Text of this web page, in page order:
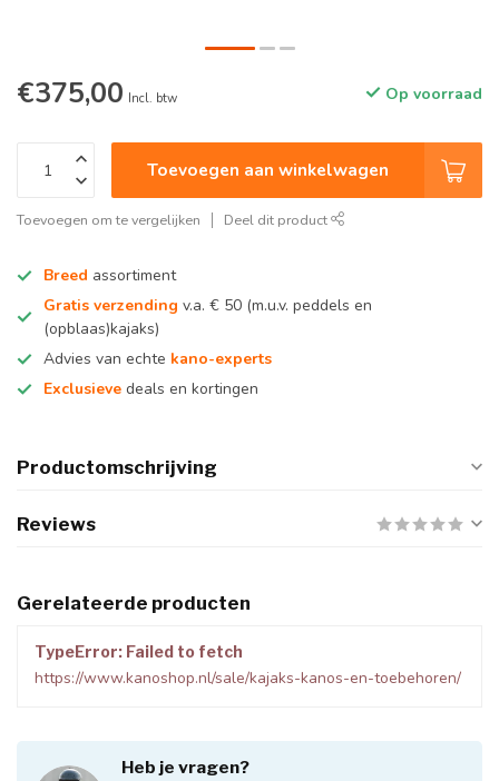
€375,00 Incl. btw Op voorraad
Toevoegen aan winkelwagen
Toevoegen om te vergelijken Deel dit product
Breed assortiment
Gratis verzending v.a. € 50 (m.u.v. peddels en
(opblaas)kajaks)
Advies van echte kano-experts
Exclusieve deals en kortingen
Productomschrijving
Reviews
Gerelateerde producten
TypeError: Failed to fetch
https://www.kanoshop.nl/sale/kajaks-kanos-en-toebehoren/
Heb je vragen?